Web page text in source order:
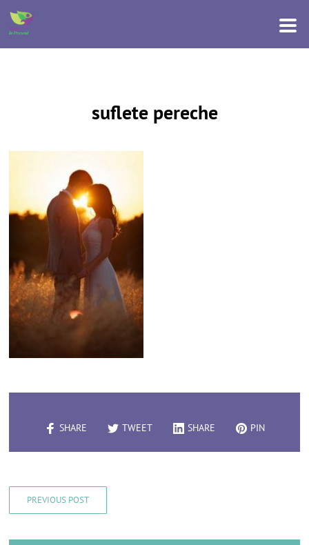
suflete pereche
SHARE TWEET SHARE PIN
PREVIOUS POST